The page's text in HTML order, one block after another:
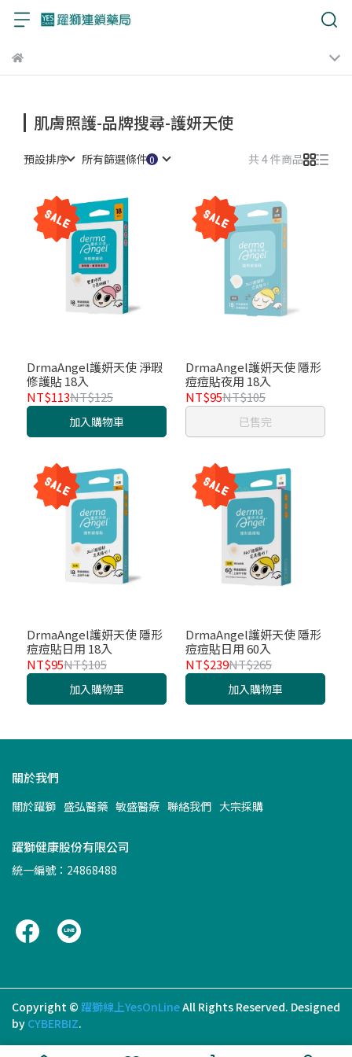
肌膚照護-品牌搜尋-護妍天使
預設排序 所有篩選條件 共 4 件商品
DrmaAngel護妍天使 淨瑕
修護貼 18入
NT$113NT$125
加入購物車
DrmaAngel護妍天使 隱形
痘痘貼夜用 18入
NT$95NT$105
已售完
DrmaAngel護妍天使 隱形
痘痘貼日用 18入
NT$95NT$105
加入購物車
DrmaAngel護妍天使 隱形
痘痘貼日用 60入
NT$239NT$265
加入購物車
關於我們
關於躍獅 盛弘醫藥 敏盛醫療 聯絡我們 大宗採購
躍獅健康股份有限公司
統一編號：24868488
Copyright © 躍獅線上YesOnLineAll Rights Reserved. Designed
by CYBERBIZ.